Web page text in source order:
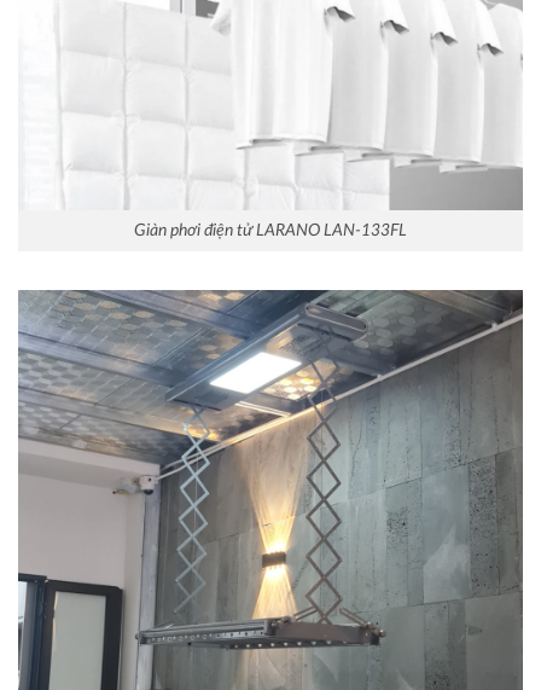
Giàn phơi điện tử LARANO LAN-133FL